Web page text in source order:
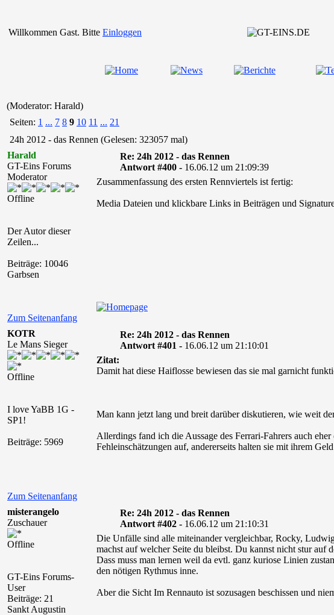
Willkommen Gast. Bitte Einloggen
(Moderator: Harald)
Seiten: 1 ... 7 8 9 10 11 ... 21
24h 2012 - das Rennen (Gelesen: 323057 mal)
Harald
GT-Eins Forums
Moderator
Offline
Der Autor dieser
Zeilen...
Beiträge: 10046
Garbsen
Re: 24h 2012 - das Rennen
Antwort #400 - 16.06.12 um 21:09:39
Zusammenfassung des ersten Rennviertels ist fertig:
Media Dateien und klickbare Links in Beiträgen und
Zum Seitenanfang
KOTR
Le Mans Sieger
Offline
I love YaBB 1G -
SP1!
Beiträge: 5969
Re: 24h 2012 - das Rennen
Antwort #401 - 16.06.12 um 21:10:01
Zitat:
Damit hat diese Haiflosse bewiesen das sie mal garnicht
Man kann jetzt lang und breit darüber diskutieren, wie weit
Allerdings fand ich die Aussage des Ferrari-Fahrers auch
Fehleinschätzungen auf, andererseits halten sie mit ihrem
Zum Seitenanfang
misterangelo
Zuschauer
Offline
GT-Eins Forums-
User
Beiträge: 21
Sankt Augustin
Re: 24h 2012 - das Rennen
Antwort #402 - 16.06.12 um 21:10:31
Die Unfälle sind alle miteinander vergleichbar, Rocky,
machst auf welcher Seite du bleibst. Du kannst nicht stur auf
Dass muss man lernen weil da evtl. ganz kuriose Linien
den nötigen Rythmus inne.
Aber die Sicht Im Rennauto ist sozusagen beschissen und